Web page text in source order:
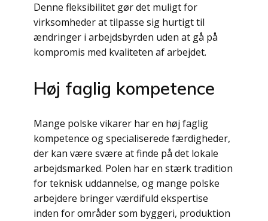
Denne fleksibilitet gør det muligt for
virksomheder at tilpasse sig hurtigt til
ændringer i arbejdsbyrden uden at gå på
kompromis med kvaliteten af arbejdet.
Høj faglig kompetence
Mange polske vikarer har en høj faglig
kompetence og specialiserede færdigheder,
der kan være svære at finde på det lokale
arbejdsmarked. Polen har en stærk tradition
for teknisk uddannelse, og mange polske
arbejdere bringer værdifuld ekspertise
inden for områder som byggeri, produktion